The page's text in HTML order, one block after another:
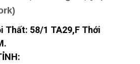
Thất: 58/1 TA29,F Thới